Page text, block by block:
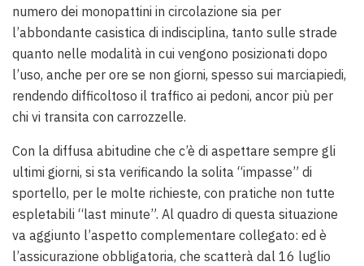
numero dei monopattini in circolazione sia per
l’abbondante casistica di indisciplina, tanto sulle strade
quanto nelle modalità in cui vengono posizionati dopo
l’uso, anche per ore se non giorni, spesso sui marciapiedi,
rendendo difficoltoso il traffico ai pedoni, ancor più per
chi vi transita con carrozzelle.
Con la diffusa abitudine che c’è di aspettare sempre gli
ultimi giorni, si sta verificando la solita “impasse” di
sportello, per le molte richieste, con pratiche non tutte
espletabili “last minute”. Al quadro di questa situazione
va aggiunto l’aspetto complementare collegato: ed è
l’assicurazione obbligatoria, che scatterà dal 16 luglio